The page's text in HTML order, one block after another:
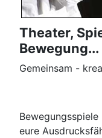
Theater,
Bewegung...
Gemeinsam -
eure